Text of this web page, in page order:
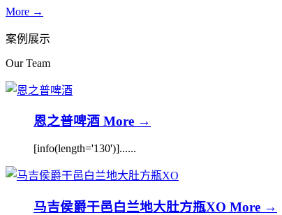
More →
案例展示
Our Team
恩之普啤酒 More →
[info(length='130')]......
马吉侯爵干邑白兰地大肚方瓶XO More →